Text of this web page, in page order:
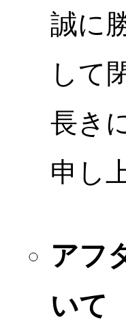
誠に
して
長き
申し
アフ
いて